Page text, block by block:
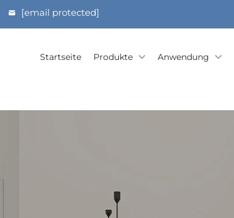
[email protected]
Startseite Produkte Anwendung